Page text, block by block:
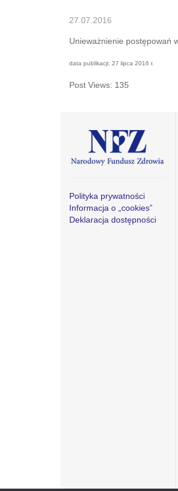
27.07.2016
Unieważnienie postępowań
data publikacji: 27 lipca 2016 r.
Post Views: 135
Polityka prywatności
Informacja o „cookies”
Deklaracja dostępności